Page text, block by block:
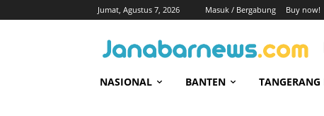
Jumat, Agustus 7, 2026 Masuk / Bergabung Buy now!
NASIONAL BANTEN TANGERANG